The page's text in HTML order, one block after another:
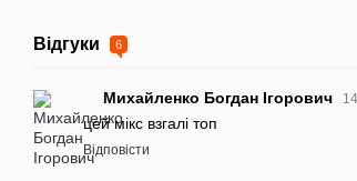
Відгуки 6
Михайленко Богдан Ігорович
цей мікс взгалі топ
Відповісти